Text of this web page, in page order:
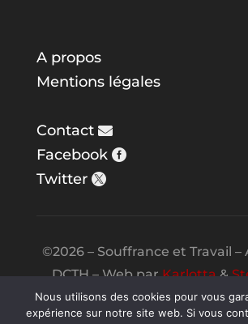
A propos
Mentions légales
Contact
Facebook
Twitter
©2026 – Souffrance et Travail –
DCTH – Web parKarlotta&
Night
Nous utilisons des cookies pour vous
expérience sur notre site web. Si vous